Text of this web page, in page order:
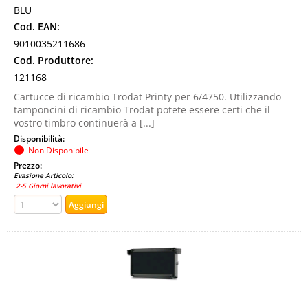
BLU
Cod. EAN:
9010035211686
Cod. Produttore:
121168
Cartucce di ricambio Trodat Printy per 6/4750. Utilizzando
tamponcini di ricambio Trodat potete essere certi che il
vostro timbro continuerà a [...]
Disponibilità:
Non Disponibile
Prezzo:
Evasione Articolo:
2-5 Giorni lavorativi